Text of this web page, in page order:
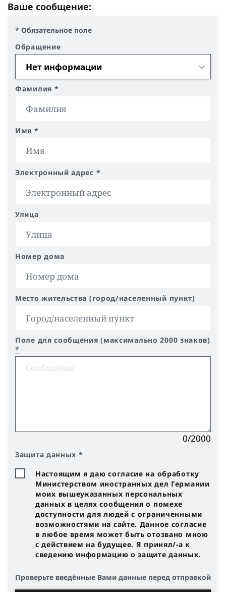
Ваше сообщение:
* Обязательное поле
Обращение
Фамилия *
Имя *
Электронный адрес *
Улица
Номер дома
Место жительства (город/населенный пункт)
Поле для сообщения (максимально 2000 знаков)
*
0/2000
Защита данных *
Настоящим я даю согласие на обработку
Министерством иностранных дел Германии
моих вышеуказанных персональных
данных в целях сообщения о помехе
доступности для людей с ограниченными
возможностями на сайте. Данное согласие
в любое время может быть отозвано мною
с действием на будущее. Я принял/-a к
сведению информацию о защите данных.
Проверьте введённые Вами данные перед отправкой